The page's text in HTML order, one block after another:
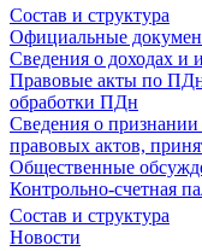
Состав и структура
Официальные
Сведения о доходах и
Правовые акты по
обработки ПДн
Сведения о
правовых актов,
Общественные
Контрольно-счетная
Состав и структура
Новости